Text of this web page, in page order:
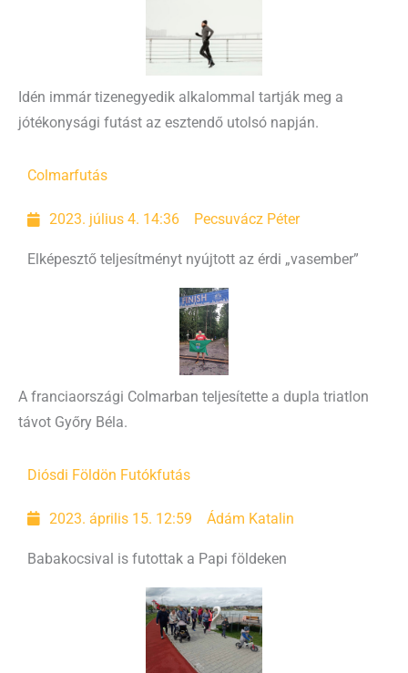
Idén immár tizenegyedik alkalommal tartják meg a
jótékonysági futást az esztendő utolsó napján.
Colmarfutás
2023. július 4. 14:36 Pecsuvácz Péter
Elképesztő teljesítményt nyújtott az érdi „vasember”
A franciaországi Colmarban teljesítette a dupla triatlon
távot Győry Béla.
Diósdi Földön Futókfutás
2023. április 15. 12:59 Ádám Katalin
Babakocsival is futottak a Papi földeken